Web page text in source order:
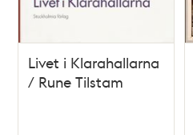
Livet i Klarahallarna
/ Rune Tilstam